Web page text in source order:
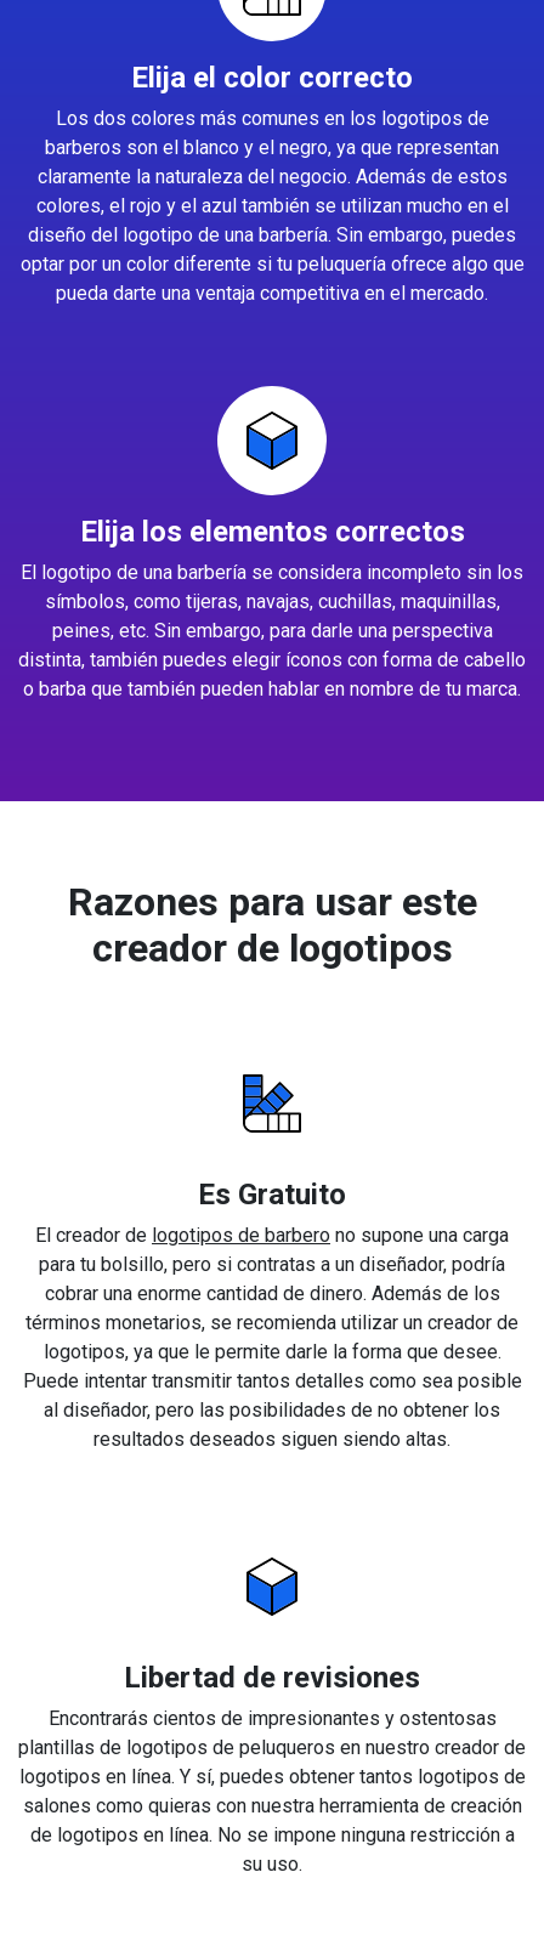
Elija el color correcto
Los dos colores más comunes en los logotipos de
barberos son el blanco y el negro, ya que representan
claramente la naturaleza del negocio. Además de estos
colores, el rojo y el azul también se utilizan mucho en el
diseño del logotipo de una barbería. Sin embargo, puedes
optar por un color diferente si tu peluquería ofrece algo que
pueda darte una ventaja competitiva en el mercado.
Elija los elementos correctos
El logotipo de una barbería se considera incompleto sin los
símbolos, como tijeras, navajas, cuchillas, maquinillas,
peines, etc. Sin embargo, para darle una perspectiva
distinta, también puedes elegir íconos con forma de cabello
o barba que también pueden hablar en nombre de tu marca.
Razones para usar este
creador de logotipos
Es Gratuito
El creador de logotipos de barbero no supone una carga
para tu bolsillo, pero si contratas a un diseñador, podría
cobrar una enorme cantidad de dinero. Además de los
términos monetarios, se recomienda utilizar un creador de
logotipos, ya que le permite darle la forma que desee.
Puede intentar transmitir tantos detalles como sea posible
al diseñador, pero las posibilidades de no obtener los
resultados deseados siguen siendo altas.
Libertad de revisiones
Encontrarás cientos de impresionantes y ostentosas
plantillas de logotipos de peluqueros en nuestro creador de
logotipos en línea. Y sí, puedes obtener tantos logotipos de
salones como quieras con nuestra herramienta de creación
de logotipos en línea. No se impone ninguna restricción a
su uso.